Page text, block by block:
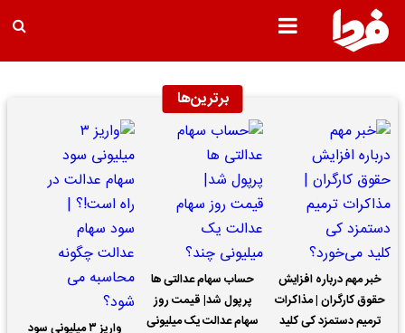
برترین‌ها
خبر مهم درباره افزایش
حقوق کارگران | مذاکرات
ترمیم دستمزد کی کلید
حساب سهام عدالتی ها
پرپول شد| قیمت روز
سهام عدالت یک میلیونی
واریز ۳ میلیونی سود